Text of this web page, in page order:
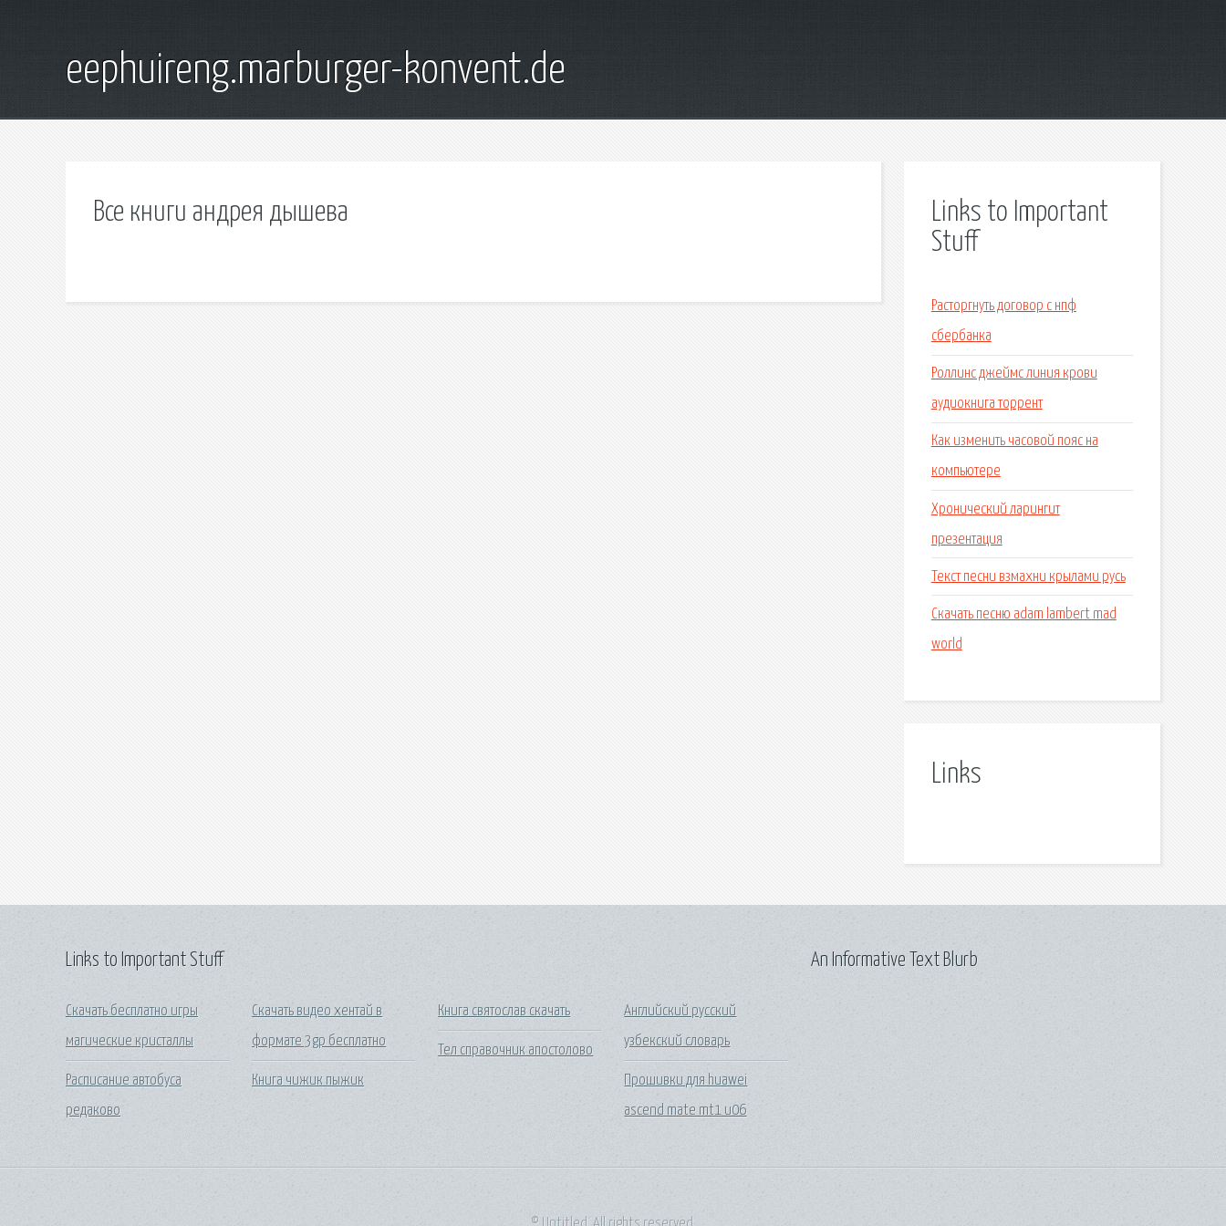
eephuireng.marburger-konvent.de
Все книги андрея дышева
Links to Important
Stuff
Расторгнуть договор с нпф
сбербанка
Роллинс джеймс линия крови
аудиокнига торрент
Как изменить часовой пояс на
компьютере
Хронический ларингит
презентация
Текст песни взмахни крылами русь
Скачать песню adam lambert mad
world
Links
Links to Important Stuff
Скачать бесплатно игры
магические кристаллы
Расписание автобуса
редаково
Скачать видео хентай в
формате 3gp бесплатно
Книга чижик пыжик
Книга святослав скачать
Тел справочник апостолово
Английский русский
узбекский словарь
Прошивки для huawei
ascend mate mt1 u06
An Informative Text Blurb